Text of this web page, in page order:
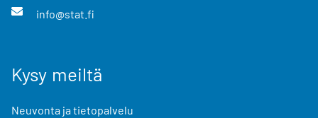
info@stat.fi
Kysy meiltä
Neuvonta ja tietopalvelu